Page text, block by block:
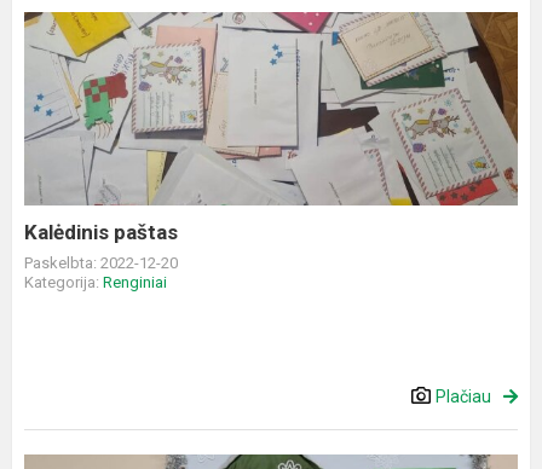
Kalėdinis
paštas
Kalėdinis paštas
Paskelbta: 2022-12-20
Kategorija: Renginiai
Plačiau